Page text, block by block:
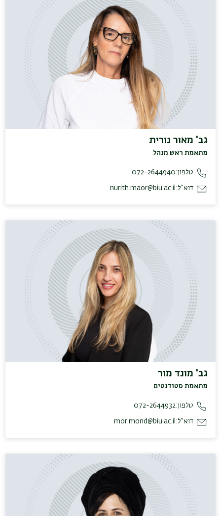
גב' מאור נורית
מתאמת ראש מנהל
טלפון:072-2644940
דוא"ל: nurith.maor@biu.ac.il
גב' מונד מור
מתאמת סטודנטים
טלפון:072-2644932
דוא"ל: mor.mond@biu.ac.il